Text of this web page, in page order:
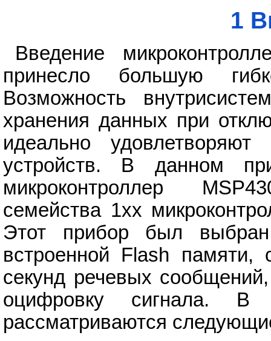
1
Введение
принесло большую
Возможность
хранения данных при
идеально
устройств. В данном
микроконтроллер
семейства 1xx
Этот прибор был
встроенной Flash
секунд речевых
оцифровку сигнала. В
рассматриваются